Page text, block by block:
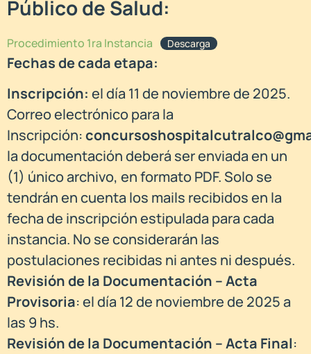
Público de Salud:
Procedimiento 1ra Instancia Descarga
Fechas de cada etapa:
Inscripción: el día 11 de noviembre de 2025.
Correo electrónico para la
Inscripción:
la documentación deberá ser enviada en un
(1) único archivo, en formato PDF. Solo se
tendrán en cuenta los mails recibidos en la
fecha de inscripción estipulada para cada
instancia. No se considerarán las
postulaciones recibidas ni antes ni después.
Revisión de la Documentación – Acta
Provisoria: el día 12 de noviembre de 2025 a
las 9 hs.
Revisión de la Documentación – Acta Final: